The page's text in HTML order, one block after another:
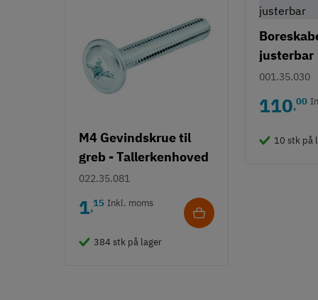
M4 Gevindskrue til
greb - Tallerkenhoved
- Krydskærv
022.35.081
1,15 Inkl. moms
384 stk på lager
justerbar
001.35.030
110,00
10 stk på